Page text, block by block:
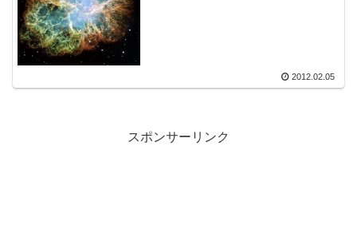
2012.02.05
スポンサーリンク